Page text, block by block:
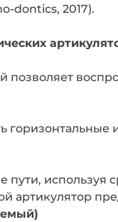
dontics, 2017).
используя
артикулятор